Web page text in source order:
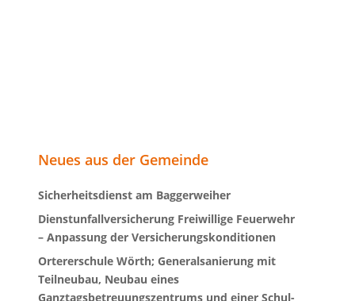
Neues aus der Gemeinde
Sicherheitsdienst am Baggerweiher
Dienstunfallversicherung Freiwillige Feuerwehr
– Anpassung der Versicherungskonditionen
Ortererschule Wörth; Generalsanierung mit
Teilneubau, Neubau eines
Ganztagsbetreuungszentrums und einer Schul-